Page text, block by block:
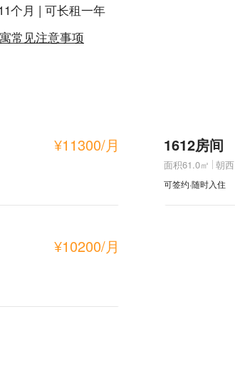
个月 | 可长租一年
常见注意事项
¥11300/月 1612房间
面积61.0㎡ 朝西
可签约·随时入住
¥10200/月